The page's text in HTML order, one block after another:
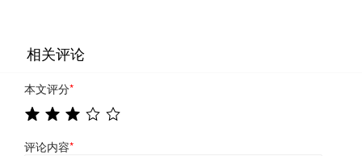
相关评论
本文评分*
评论内容*